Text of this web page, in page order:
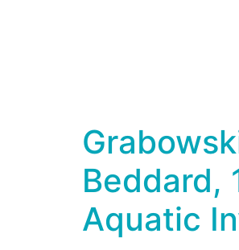
Beddard,
Aquatic